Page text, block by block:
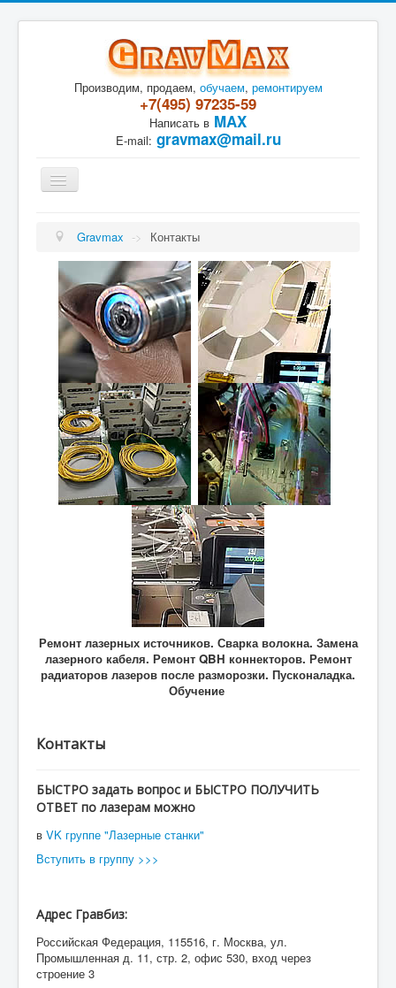
Производим, продаем, обучаем, ремонтируем
+7(495) 97235-59
Написать в MAX
E-mail: gravmax@mail.ru
Toggle
Navigation
Лазерная резка
Лазерные источники
Ремонт лазера
Контакты
Задать ?
Gravmax -> Контакты
Ремонт лазерных источников. Сварка волокна. Замена
лазерного кабеля. Ремонт QBH коннекторов. Ремонт
радиаторов лазеров после разморозки. Пусконаладка.
Обучение
Контакты
БЫСТРО задать вопрос и БЫСТРО ПОЛУЧИТЬ
ОТВЕТ по лазерам можно
в VK группе "Лазерные станки"
Вступить в группу >>>
Адрес Гравбиз:
Российская Федерация, 115516, г. Москва, ул.
Промышленная д. 11, стр. 2, офис 530, вход через
строение 3